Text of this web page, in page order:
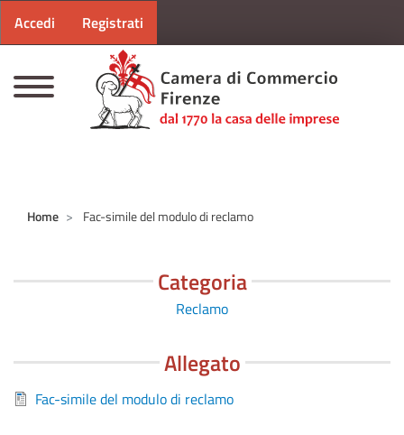
Menu profilo utente
Accedi Registrati
Home Fac-simile del modulo di reclamo
Categoria
Reclamo
Allegato
Fac-simile del modulo di reclamo